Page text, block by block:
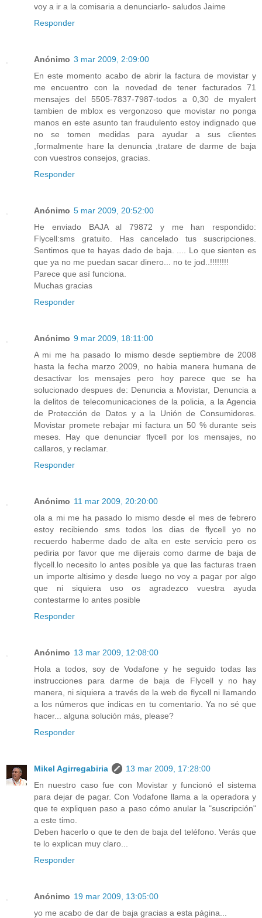
voy a ir a la comisaria a denunciarlo- saludos Jaime
Responder
Anónimo 3 mar 2009, 2:09:00
En este momento acabo de abrir la factura de movistar y
me encuentro con la novedad de tener facturados 71
mensajes del 5505-7837-7987-todos a 0,30 de myalert
tambien de mblox es vergonzoso que movistar no ponga
manos en este asunto tan fraudulento estoy indignado que
no se tomen medidas para ayudar a sus clientes
,formalmente hare la denuncia ,tratare de darme de baja
con vuestros consejos, gracias.
Responder
Anónimo 5 mar 2009, 20:52:00
He enviado BAJA al 79872 y me han respondido:
Flycell:sms gratuito. Has cancelado tus suscripciones.
Sentimos que te hayas dado de baja. .... Lo que sienten es
que ya no me puedan sacar dinero... no te jod..!!!!!!!!
Parece que así funciona.
Muchas gracias
Responder
Anónimo 9 mar 2009, 18:11:00
A mi me ha pasado lo mismo desde septiembre de 2008
hasta la fecha marzo 2009, no habia manera humana de
desactivar los mensajes pero hoy parece que se ha
solucionado despues de: Denuncia a Movistar, Denuncia a
la delitos de telecomunicaciones de la policia, a la Agencia
de Protección de Datos y a la Unión de Consumidores.
Movistar promete rebajar mi factura un 50 % durante seis
meses. Hay que denunciar flycell por los mensajes, no
callaros, y reclamar.
Responder
Anónimo 11 mar 2009, 20:20:00
ola a mi me ha pasado lo mismo desde el mes de febrero
estoy recibiendo sms todos los dias de flycell yo no
recuerdo haberme dado de alta en este servicio pero os
pediria por favor que me dijerais como darme de baja de
flycell.lo necesito lo antes posible ya que las facturas traen
un importe altisimo y desde luego no voy a pagar por algo
que ni siquiera uso os agradezco vuestra ayuda
contestarme lo antes posible
Responder
Anónimo 13 mar 2009, 12:08:00
Hola a todos, soy de Vodafone y he seguido todas las
instrucciones para darme de baja de Flycell y no hay
manera, ni siquiera a través de la web de flycell ni llamando
a los números que indicas en tu comentario. Ya no sé que
hacer... alguna solución más, please?
Responder
Mikel Agirregabiria
13 mar 2009, 17:28:00
En nuestro caso fue con Movistar y funcionó el sistema
para dejar de pagar. Con Vodafone llama a la operadora y
que te expliquen paso a paso cómo anular la "suscripción"
a este timo.
Deben hacerlo o que te den de baja del teléfono. Verás que
te lo explican muy claro...
Responder
Anónimo 19 mar 2009, 13:05:00
yo me acabo de dar de baja gracias a esta página...